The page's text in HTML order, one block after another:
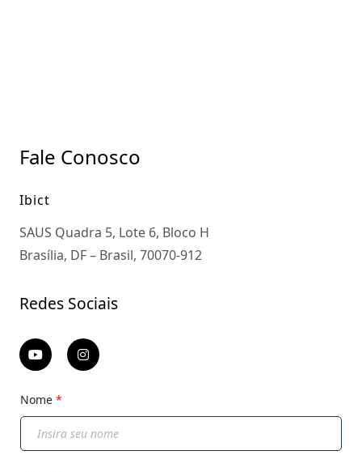
Fale Conosco
Ibict
SAUS Quadra 5, Lote 6, Bloco H
Brasília, DF – Brasil, 70070-912
Redes Sociais
Nome *